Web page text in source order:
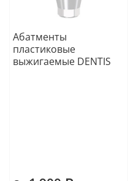
Абатменты
пластиковые
выжигаемые DENTIS